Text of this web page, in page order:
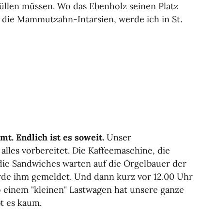
müssen. Wo das Ebenholz seinen Platz
Mammutzahn-Intarsien, werde ich in St.
Endlich ist es soweit. Unser
vorbereitet. Die Kaffeemaschine, die
Sandwiches warten auf die Orgelbauer der
ihm gemeldet. Und dann kurz vor 12.00 Uhr
"kleinen" Lastwagen hat unsere ganze
es kaum.